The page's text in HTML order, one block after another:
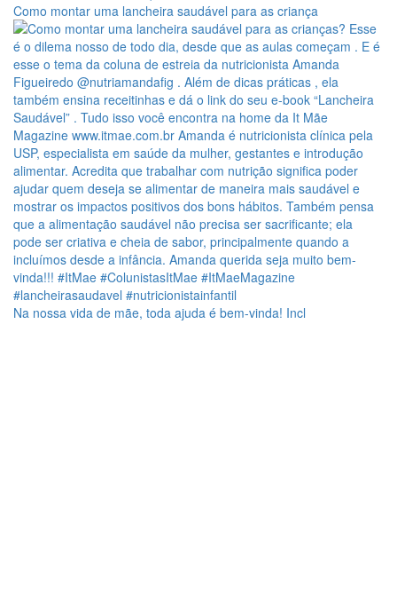
Como montar uma lancheira saudável para as criança
Na nossa vida de mãe, toda ajuda é bem-vinda! Incl